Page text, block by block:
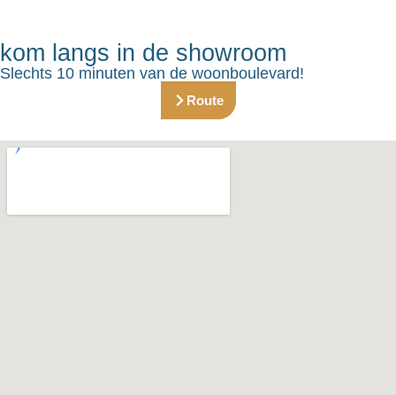
kom langs in de showroom
Slechts 10 minuten van de woonboulevard!
Route